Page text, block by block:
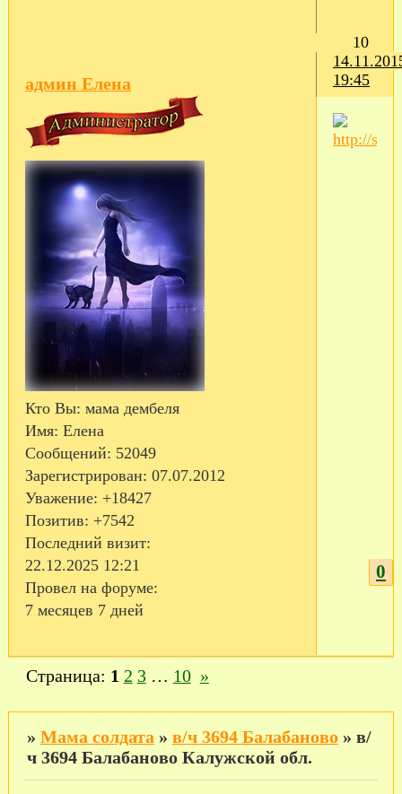
10
19:45
админ Елена
Кто Вы: мама дембеля
Имя: Елена
Сообщений: 52049
Зарегистрирован: 07.07.2012
Уважение: +18427
Позитив: +7542
Последний визит:
22.12.2025 12:21
Провел на форуме:
7 месяцев 7 дней
0
Страница: 1 2 3 … 10 »
» Мама солдата » в/ч 3694 Балабаново » в/
ч 3694 Балабаново Калужской обл.